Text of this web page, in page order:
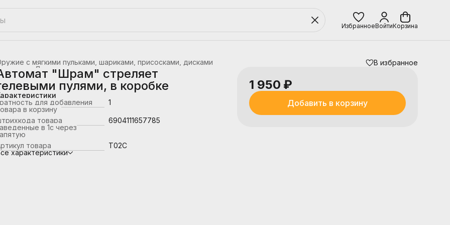
ИзбранноеВойтиКорзина
с мягкими пульками, шариками, присосками, дисками
Детское оружие
"Шрам" стреляет
пулями, в коробке
для добавления
в корзину
1
товара
в 1с через
6904111657785
товара
T02C
характеристики
В избранное
1 950 ₽
Добавить в корзину